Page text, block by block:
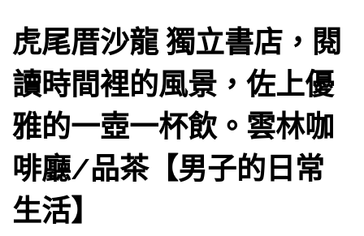
虎尾厝沙龍 獨立書店，閱
讀時間裡的風景，佐上優
雅的一壺一杯飲。雲林咖
啡廳/品茶【男子的日常
生活】